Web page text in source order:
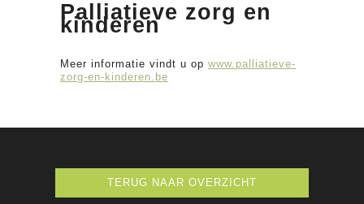
Palliatieve zorg en
kinderen
Meer informatie vindt u op www.palliatieve-
zorg-en-kinderen.be
TERUG NAAR OVERZICHT